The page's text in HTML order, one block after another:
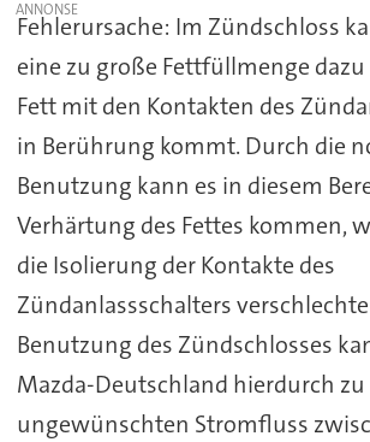
Fehlerursache: Im Zündschloss
eine zu große Fettfüllmenge
Fett mit den Kontakten des
in Berührung kommt. Durch die
Benutzung kann es in diesem
Verhärtung des Fettes kommen,
die Isolierung der Kontakte des
Zündanlassschalters
Benutzung des Zündschlosses
Mazda-Deutschland hierdurch zu
ungewünschten Stromfluss